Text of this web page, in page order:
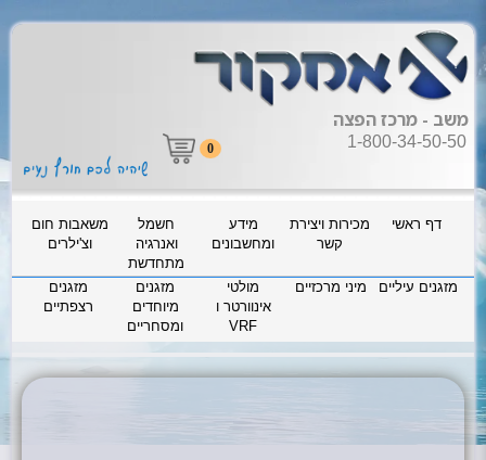
משב - מרכז הפצה
1-800-34-50-50
0
דף ראשי
מכירות ויצירת
קשר
מידע
ומחשבונים
חשמל
ואנרגיה
מתחדשת
משאבות חום
וצ'ילרים
מזגנים עיליים מיני מרכזיים
מולטי
אינוורטר ו
VRF
מזגנים
מיוחדים
ומסחריים
מזגנים
רצפתיים